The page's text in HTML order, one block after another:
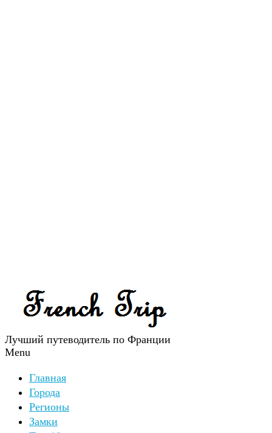
Лучший путеводитель по Франции
Menu
Главная
Города
Регионы
Замки